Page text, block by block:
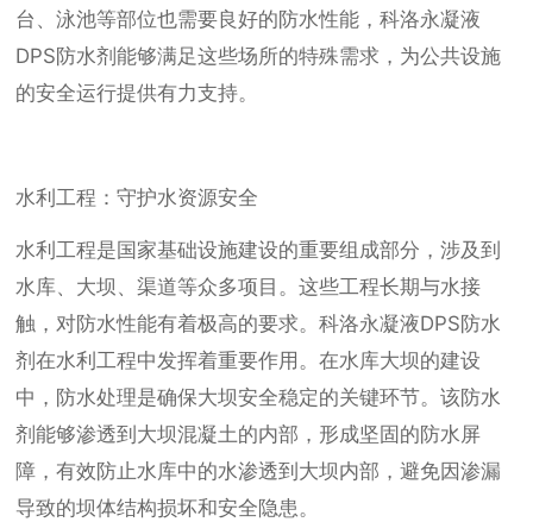
台、泳池等部位也需要良好的防水性能，科洛永凝液
DPS防水剂能够满足这些场所的特殊需求，为公共设施
的安全运行提供有力支持。
水利工程：守护水资源安全
水利工程是国家基础设施建设的重要组成部分，涉及到
水库、大坝、渠道等众多项目。这些工程长期与水接
触，对防水性能有着极高的要求。科洛永凝液DPS防水
剂在水利工程中发挥着重要作用。在水库大坝的建设
中，防水处理是确保大坝安全稳定的关键环节。该防水
剂能够渗透到大坝混凝土的内部，形成坚固的防水屏
障，有效防止水库中的水渗透到大坝内部，避免因渗漏
导致的坝体结构损坏和安全隐患。